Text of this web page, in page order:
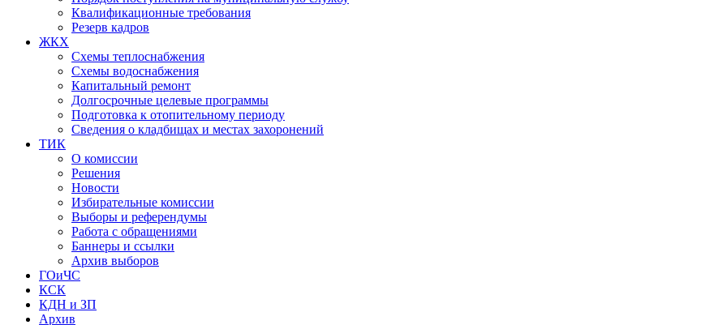
Квалификационные требования
Резерв кадров
ЖКХ
Схемы теплоснабжения
Схемы водоснабжения
Капитальный ремонт
Долгосрочные целевые программы
Подготовка к отопительному периоду
Сведения о кладбищах и местах захоронений
ТИК
О комиссии
Решения
Новости
Избирательные комиссии
Выборы и референдумы
Работа с обращениями
Баннеры и ссылки
Архив выборов
ГОиЧС
КСК
КДН и ЗП
Архив